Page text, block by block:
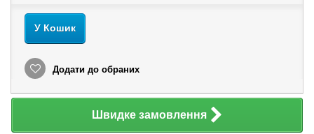
У Кошик
Додати до обраних
Швидке замовлення